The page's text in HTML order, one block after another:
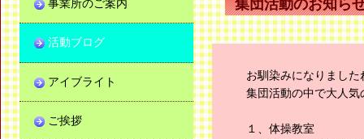
集団活動のお知ら
お馴染みになりまし
集団活動の中で大人
１、体操教室
事業所のご案内
活動ブログ
アイブライト
ご挨拶